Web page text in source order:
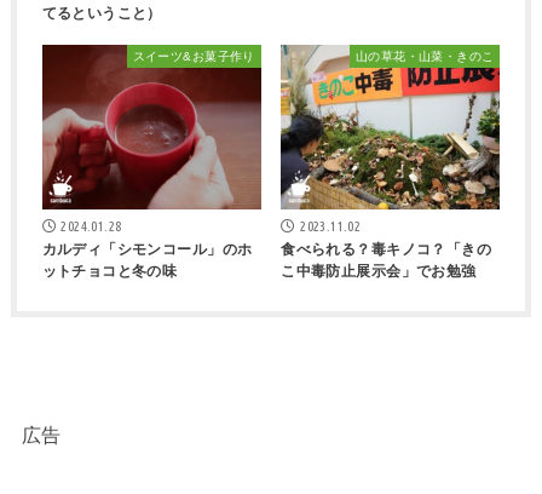
てるということ）
スイーツ&お菓子作り
2024.01.28
カルディ「シモンコール」のホ
ットチョコと冬の味
山の草花・山菜・きのこ
2023.11.02
食べられる？毒キノコ？「きの
こ中毒防止展示会」でお勉強
広告